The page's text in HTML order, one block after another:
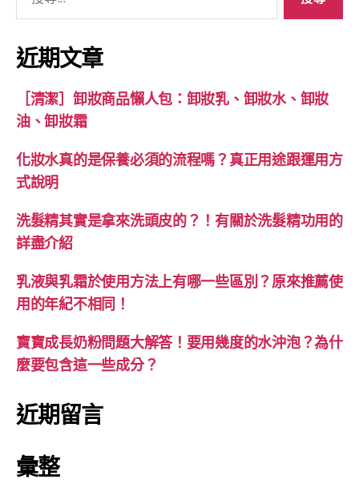
鍵
字:
近期文章
［清潔］卸妝商品懶人包：卸妝乳、卸妝水、卸妝
油、卸妝霜
化妝水真的是保養必須的流程嗎？真正用途跟運用方
式說明
洗髮精其實是拿來洗頭皮的？！有關於洗髮精功用的
詳盡介紹
乳液與乳霜於使用方法上有哪一些區別？原來推薦使
用的年紀不相同！
寶寶成長奶粉問題大解答！要用幾度的水沖泡？為什
麼要包含這一些成分？
近期留言
彙整